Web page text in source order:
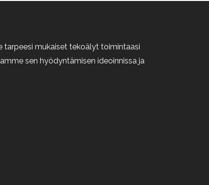
mukaiset tekoälyt toimintaasi
sen hyödyntämisen ideoinnissa ja